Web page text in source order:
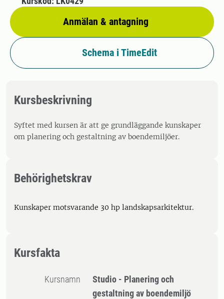
Anmälan & antagning
Schema i TimeEdit
Kursbeskrivning
Syftet med kursen är att ge grundläggande kunskaper
om planering och gestaltning av boendemiljöer.
Behörighetskrav
Kunskaper motsvarande 30 hp landskapsarkitektur.
Kursfakta
Kursnamn
Studio - Planering och
gestaltning av boendemiljö